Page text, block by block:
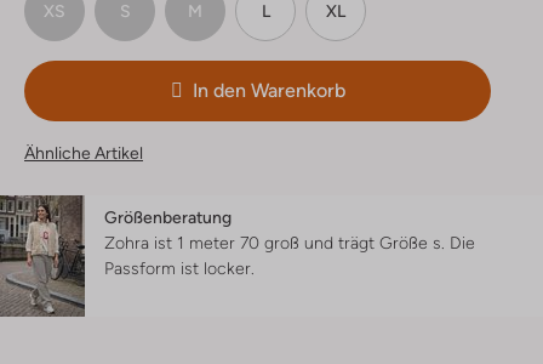
XS S M L XL
In den Warenkorb
Ähnliche Artikel
Größenberatung
Zohra ist 1 meter 70 groß und trägt Größe s. Die
Passform ist locker